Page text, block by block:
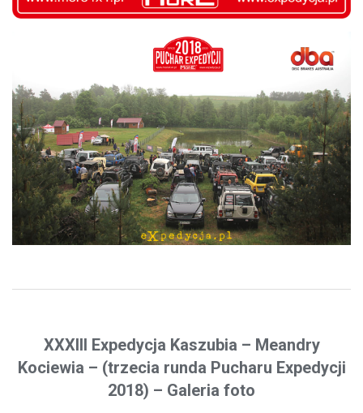
XXXIII Expedycja Kaszubia – Meandry
Kociewia – (trzecia runda Pucharu Expedycji
2018) – Galeria foto